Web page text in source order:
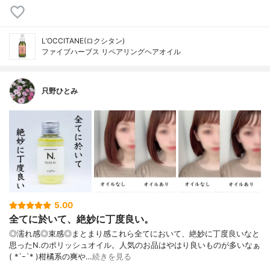
L’OCCITANE(ロクシタン)
ファイブハーブス リペアリングヘアオイル
只野ひとみ
5.00
全てに於いて、絶妙に丁度良い。
◎濡れ感◎束感◎まとまり感これら全てにおいて、絶妙に丁度良いなと
思ったN.のポリッシュオイル。人気のお品はやはり良いものが多いなぁ
( *´ｰ`* )柑橘系の爽や…続きを見る